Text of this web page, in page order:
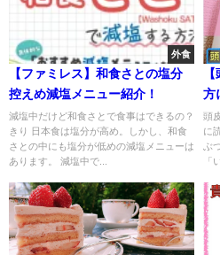
外食
【ファミレス】和食さとの塩分
控えめ減塩メニュー紹介！
減塩中だけど和食さとで食事はできるの？
きり 日本食は塩分が高め。しかし、和食
さとの中にも塩分が低めの減塩メニューは
あります。 減塩中で...
方
ン
想
頭
に
ぶ
「